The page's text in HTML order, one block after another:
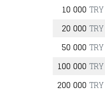
10 000 TRY
20 000 TRY
50 000 TRY
100 000 TRY
200 000 TRY